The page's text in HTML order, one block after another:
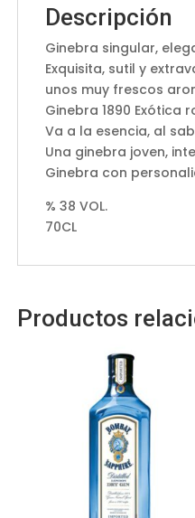
Descripción
Ginebra singular,
Exquisita, sutil y
unos muy frescos
Ginebra 1890 Exótica
Va a la esencia, al
Una ginebra joven,
Ginebra con
% 38 VOL.
70CL
Productos